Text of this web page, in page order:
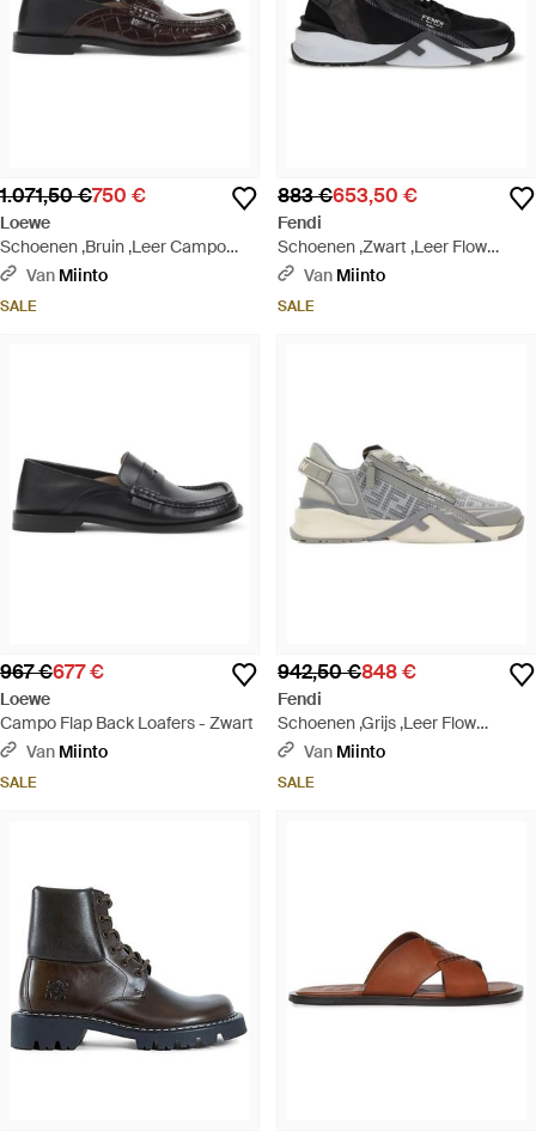
1.071,50 €750 €
Loewe
Schoenen ,Bruin ,Leer Campo
Flap Back Loafer - Zwart
Van Miinto
SALE
883 €653,50 €
Fendi
Schoenen ,Zwart ,Leer Flow
Sneakers Met Elastische Veters -
Van Miinto
SALE
967 €677 €
Loewe
Campo Flap Back Loafers - Zwart
Van Miinto
SALE
942,50 €848 €
Fendi
Schoenen ,Grijs ,Leer Flow
Sneakers - Grijs
Van Miinto
SALE